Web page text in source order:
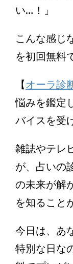
い…！」
こんな感じ
を初回無料
【オーラ診
悩みを鑑定
バイスを受
雑誌やテレ
が、占いの
の未来が解
を知ること
今日は、あ
特別な日な